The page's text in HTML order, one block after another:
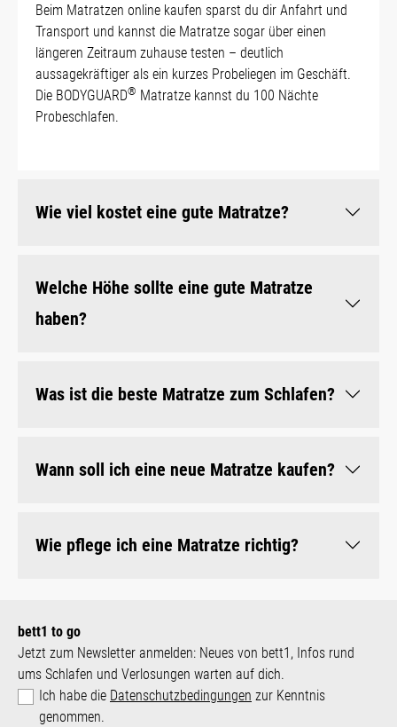
Beim Matratzen online kaufen sparst du dir Anfahrt und
Transport und kannst die Matratze sogar über einen
längeren Zeitraum zuhause testen – deutlich
aussagekräftiger als ein kurzes Probeliegen im Geschäft.
Die BODYGUARD® Matratze kannst du 100 Nächte
Probeschlafen.
Wie viel kostet eine gute Matratze?
Welche Höhe sollte eine gute Matratze
haben?
Was ist die beste Matratze zum Schlafen?
Wann soll ich eine neue Matratze kaufen?
Wie pflege ich eine Matratze richtig?
bett1 to go
Jetzt zum Newsletter anmelden: Neues von bett1, Infos rund
ums Schlafen und Verlosungen warten auf dich.
Ich habe die Datenschutzbedingungen zur Kenntnis
genommen.